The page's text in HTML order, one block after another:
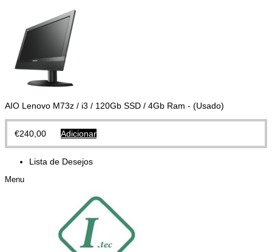
AIO Lenovo M73z / i3 / 120Gb SSD / 4Gb Ram - (Usado)
€240,00 Adicionar
Lista de Desejos
Menu